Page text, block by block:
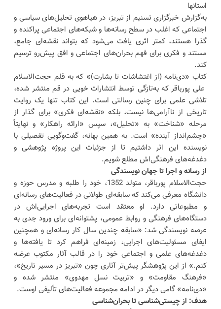
استانها
به‌گزارش خبرگزاری تسنیم از تبریز، در هیاهوی تحلیل‌های سیاسی و
اجتماعی که اغلب در سطح رسانه‌ها و شبکه‌های اجتماعی پراکنده و
گذرا هستند، کمتر اثری یافت می‌شود که بتواند نقشه‌ای جامع،
مستند و فکری برای فهم بحران‌های اجتماعی و افق پیش‌رو ترسیم
کند.
کتاب «دی‌نامه (از اغتشاشات تا بشارت)» که به قلم حجت‌الاسلام
علی پورباقر که به‌تازگی توسط انتشارات خویی در قم منتشر شده،
تلاشی علمی برای چنین رسالتی است. این کتاب تنها یک روایت
تاریخی از ناآرامی‌ها نیست، بلکه «نقشه‌ای فکری» برای گذار از
مرحله «شناخت» به «تحلیل»، سپس «ارائه راهکار» و نهایتاً
«چشم‌انداز آینده» است. به همین بهانه، گفت‌وگویی تفصیلی با
نویسنده این اثر داشتیم تا از جزئیات این پروژه پژوهشی و
دغدغه‌های فرهنگی‌اش مطلع شویم.
از رسانه و اجرا تا جهان نویسندگی
حجت‌الاسلام پورباقر، متولد 1352، خود را طلبه و مدرس حوزه و
دانشگاه معرفی می‌کند که سابقه‌ای طولانی در فعالیت‌های رسانه‌ای
و مطبوعاتی دارد. او معتقد است تجربه‌های اجرایی‌اش در
دستگاه‌های فرهنگی و روابط عمومی، پشتوانه‌ای برای ورود جدی به
عرصه نویسندگی شد: «سابقه چندین سال کار رسانه‌ای و همچنین
ایفای مسئولیت‌های اجرایی، زمینه‌ای فراهم کرد تا یافته‌ها و
دغدغه‌های علمی و اجتماعی خود را در قالب آثار مکتوب عرضه
کنم.» از این پژوهشگر پیش‌تر آثاری چون «تبریز در مسیر تاریخ»،
«فرهنگ مقاومت» و «تربیت نسل مهدوی» منتشر شده و
«دی‌نامه» گامی دیگر در ادامه مجموعه فعالیت‌های تألیفی اوست.
هدف: از چیستی‌شناسی تا بحران‌شناسی